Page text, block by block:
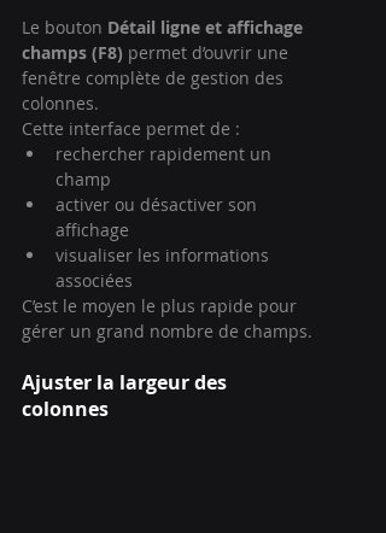
Le bouton Détail ligne et affichage
champs (F8) permet d’ouvrir une
fenêtre complète de gestion des
colonnes.
Cette interface permet de :
rechercher rapidement un
champ
activer ou désactiver son
affichage
visualiser les informations
associées
C’est le moyen le plus rapide pour
gérer un grand nombre de champs.
Ajuster la largeur des
colonnes